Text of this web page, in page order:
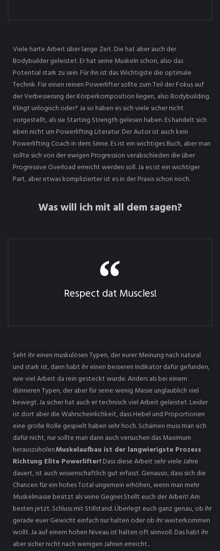
Viele harte Arbeit über lange Zeit. Die hat aber auch der
Bodybuilder geleistet. Er hat seine Muskeln schon, also das
Potential stark zu sein. Für ihn ist das Wichtigste die optimale
Technik. Für einen reinen Powerlifter sollte zum Teil der Fokus auf
der Verbesserung der Körperkomposition liegen, also Bodybuilding.
Klingt unlogisch oder? Ja so haben es sich viele sicher nicht
vorgestellt, als sie Starting Strength gelesen haben. Es handelt sich
eben nicht um Powerlifting Literatur. Der Autor ist auch kein
Powerlifting Coach in dem Sinne. Es ist ein wichtiges Buch, aber man
sollte sich von der ewigen Progression verabschieden die über
Progressive Overload erreicht werden soll. Ja es ist ein wichtiger
Part, aber etwas komplizierter ist es in der Praxis schon noch.
Was will ich mit all dem sagen?
Respect dat Muscles!
Seht ihr einen muskulösen Typen, der eurer Meinung nach natural
und stark ist, dann habt ihr einen besseren Indikator dafür gefunden,
wie viel Arbeit da rein gesteckt wurde. Anders als bei einem
dünneren Typen, der aber für seine wenig Masse unglaublich viel
bewegt. Ja sicher hat auch er technisch viel Arbeit geleistet. Leider
ist dort aber die Wahrscheinlichkeit, dass Hebel und Proportionen
eine große Rolle gespielt haben sehr hoch. Schämen muss man sich
dafür nicht, nur sollte man dann auch versuchen das Maximum
herauszuholen.Muskelaufbau ist der langwierigste Prozess
Richtung Elite Powerlifter! Dass diese Arbeit sehr viele Jahre
dauert, ist auch wissenschaftlich gut erfasst. Genauso, dass sich die
Chancen für ein hohes Total ungemein erhöhen, wenn man mehr
Muskelmasse besitzt als seine Gegner.Stellt euch der Arbeit! Am
besten jetzt. Schluss mit Stillstand. Überlegt euch ganz genau, ob ihr
gerade euer Gewicht einfach nur halten oder ob ihr weiterkommen
wollt. Ja auf einem hohen Niveau ist halten oft sinnvoll. Das habt ihr
aber sicher nicht nach wenigen Jahren erreicht...